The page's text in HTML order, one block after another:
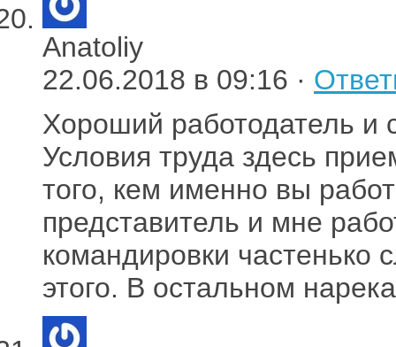
Anatoliy
22.06.2018 в 09:16 ·
Хороший работодатель и
Условия труда здесь
того, кем именно вы
представитель и мне
командировки частенько
этого. В остальном